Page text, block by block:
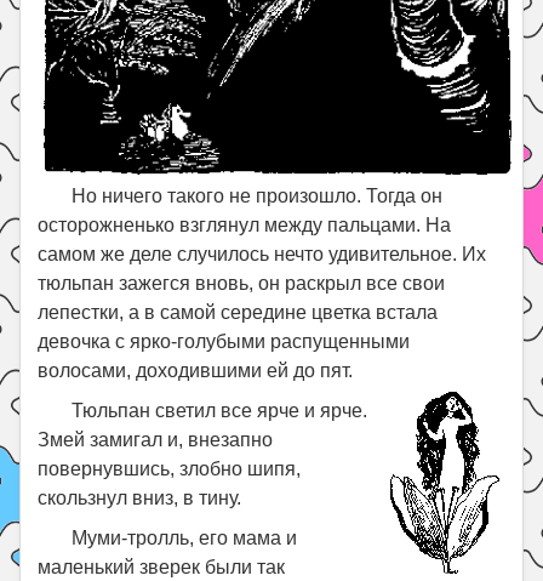
Но ничего такого не произошло. Тогда он
осторожненько взглянул между пальцами. На
самом же деле случилось нечто удивительное. Их
тюльпан зажегся вновь, он раскрыл все свои
лепестки, а в самой середине цветка встала
девочка с ярко-голубыми распущенными
волосами, доходившими ей до пят.
Тюльпан светил все ярче и ярче.
Змей замигал и, внезапно
повернувшись, злобно шипя,
скользнул вниз, в тину.
Муми-тролль, его мама и
маленький зверек были так